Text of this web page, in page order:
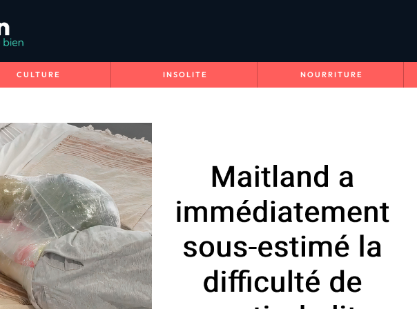
CULTURE INSOLITE NOURRITURE